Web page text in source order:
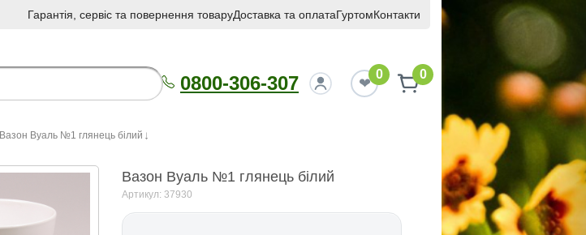
Гарантія, сервіс та повернення товаруДоставка та оплатаГуртомКонтакти
0800-306-307 0 0
Вазон Вуаль №1 глянець білий
Вазон Вуаль №1 глянець білий
Артикул: 37930